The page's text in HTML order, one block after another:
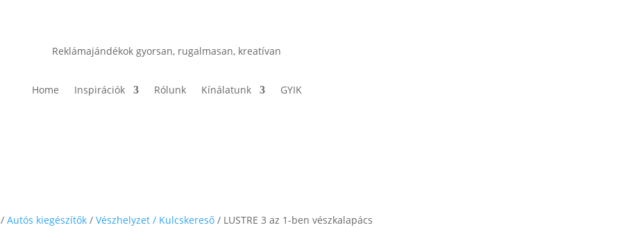
Reklámajándékok gyorsan, rugalmasan, kreatívan
Home Inspirációk Rólunk Kínálatunk GYIK
/Autós kiegészítők /Vészhelyzet / Kulcskereső / LUSTRE 3 az 1-ben vészkalapács